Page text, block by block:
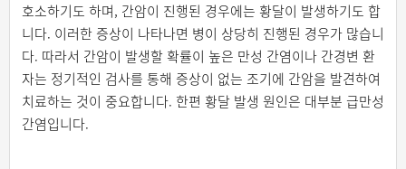
호소하기도 하며, 간암이 진행된 경우에는 황달이 발생하기도 합
니다. 이러한 증상이 나타나면 병이 상당히 진행된 경우가 많습니
다. 따라서 간암이 발생할 확률이 높은 만성 간염이나 간경변 환
자는 정기적인 검사를 통해 증상이 없는 조기에 간암을 발견하여
치료하는 것이 중요합니다. 한편 황달 발생 원인은 대부분 급만성
간염입니다.